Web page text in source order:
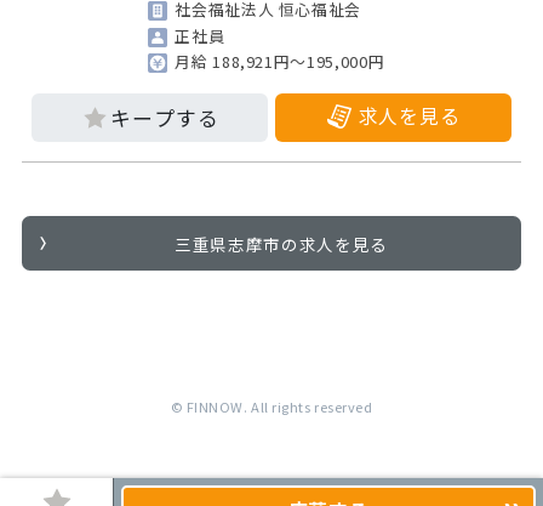
社会福祉法人 恒心福祉会
正社員
月給 188,921円～195,000円
求人を見る
三重県志摩市の求人を見る
© FINNOW. All rights reserved